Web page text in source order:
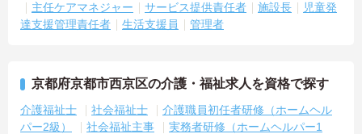
主任ケアマネジャー
サービス提供責任者 施設長
児童発
達支援管理責任者
生活支援員 管理者
京都府京都市西京区の介護・福祉求人を資格で探す
介護福祉士 社会福祉士
介護職員初任者研修（ホームヘル
パー2級）
社会福祉主事
実務者研修（ホームヘルパー1